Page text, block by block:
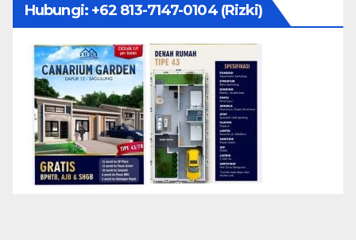
Hubungi: ‪+62 813-7147-0104‬ (Rizki)